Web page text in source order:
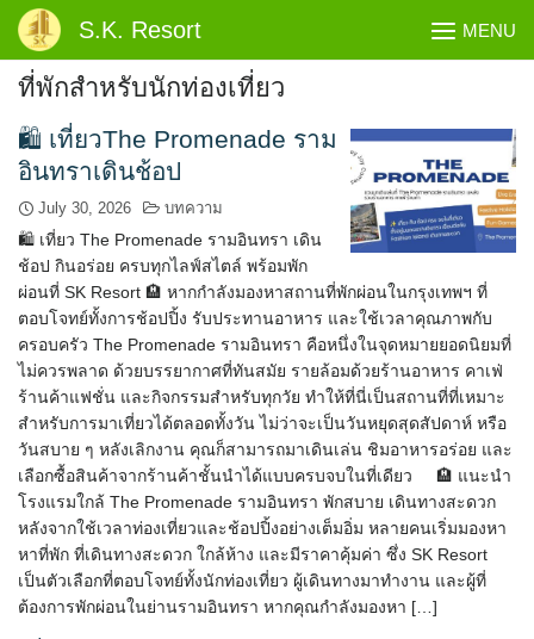
Skip
content
S.K. Resort MENU
ที่พักสำหรับนักท่องเที่ยว
🛍️ เที่ยวThe Promenade ราม
อินทราเดินช้อป
July 30, 2026 บทความ
🛍️ เที่ยว The Promenade รามอินทรา เดิน
ช้อป กินอร่อย ครบทุกไลฟ์สไตล์ พร้อมพัก
ผ่อนที่ SK Resort 🏨 หากกำลังมองหาสถานที่พักผ่อนในกรุงเทพฯ ที่
ตอบโจทย์ทั้งการช้อปปิ้ง รับประทานอาหาร และใช้เวลาคุณภาพกับ
ครอบครัว The Promenade รามอินทรา คือหนึ่งในจุดหมายยอดนิยมที่
ไม่ควรพลาด ด้วยบรรยากาศที่ทันสมัย รายล้อมด้วยร้านอาหาร คาเฟ่
ร้านค้าแฟชั่น และกิจกรรมสำหรับทุกวัย ทำให้ที่นี่เป็นสถานที่ที่เหมาะ
สำหรับการมาเที่ยวได้ตลอดทั้งวัน ไม่ว่าจะเป็นวันหยุดสุดสัปดาห์ หรือ
วันสบาย ๆ หลังเลิกงาน คุณก็สามารถมาเดินเล่น ชิมอาหารอร่อย และ
เลือกซื้อสินค้าจากร้านค้าชั้นนำได้แบบครบจบในที่เดียว 🏨 แนะนำ
โรงแรมใกล้ The Promenade รามอินทรา พักสบาย เดินทางสะดวก
หลังจากใช้เวลาท่องเที่ยวและช้อปปิ้งอย่างเต็มอิ่ม หลายคนเริ่มมองหา
หาที่พัก ที่เดินทางสะดวก ใกล้ห้าง และมีราคาคุ้มค่า ซึ่ง SK Resort
เป็นตัวเลือกที่ตอบโจทย์ทั้งนักท่องเที่ยว ผู้เดินทางมาทำงาน และผู้ที่
ต้องการพักผ่อนในย่านรามอินทรา หากคุณกำลังมองหา […]